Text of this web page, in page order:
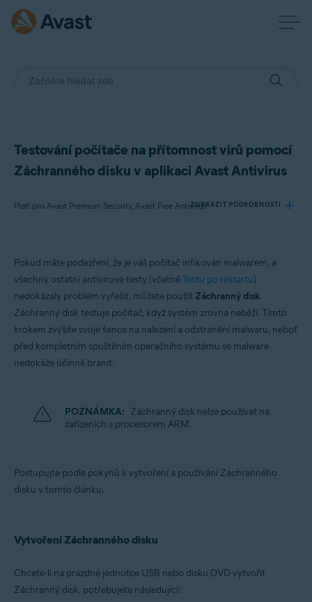
Testování počítače na přítomnost virů pomocí
Záchranného disku v aplikaci Avast Antivirus
Platí pro Avast Premium Security, Avast Free AntivirusZOBRAZIT PODROBNOSTI
Produkty:
Avast Premium Security
Operační systémy:
Pokud máte podezření, že je váš počítač infikován malwarem, a
všechny ostatní antivirové testy (včetněTestu po restartu)
nedokázaly problém vyřešit, můžete použít Záchranný disk.
Záchranný disk testuje počítač, když systém zrovna neběží. Tímto
krokem zvýšíte svoje šance na nalezení a odstranění malwaru, neboť
před kompletním spuštěním operačního systému se malware
nedokáže účinně bránit.
POZNÁMKA: Záchranný disk nelze používat na
zařízeních s procesorem ARM.
Postupujte podle pokynů k vytvoření a používání Záchranného
disku v tomto článku.
Vytvoření Záchranného disku
Chcete-li na prázdné jednotce USB nebo disku DVD vytvořit
Záchranný disk, potřebujete následující: